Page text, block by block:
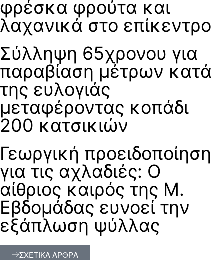
φρέσκα φρούτα και
λαχανικά στο επίκεντρο
Σύλληψη 65χρονου για
παραβίαση μέτρων κατά
της ευλογιάς
μεταφέροντας κοπάδι
200 κατσικιών
Γεωργική προειδοποίηση
για τις αχλαδιές: Ο
αίθριος καιρός της Μ.
Εβδομάδας ευνοεί την
εξάπλωση ψύλλας
ΣΧΕΤΙΚΑ ΑΡΘΡΑ